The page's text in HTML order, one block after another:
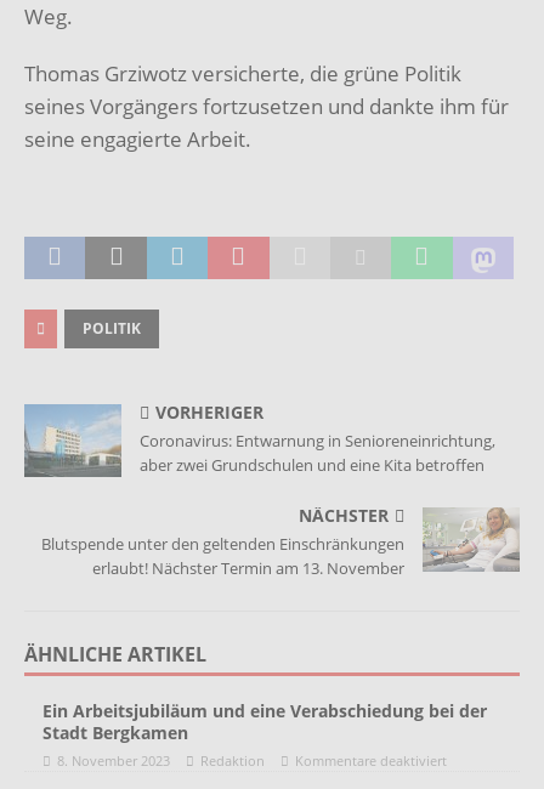
Weg.
Thomas Grziwotz versicherte, die grüne Politik
seines Vorgängers fortzusetzen und dankte ihm für
seine engagierte Arbeit.
POLITIK
VORHERIGER
Coronavirus: Entwarnung in Senioreneinrichtung,
aber zwei Grundschulen und eine Kita betroffen
NÄCHSTER
Blutspende unter den geltenden Einschränkungen
erlaubt! Nächster Termin am 13. November
ÄHNLICHE ARTIKEL
Ein Arbeitsjubiläum und eine Verabschiedung bei der
Stadt Bergkamen
8. November 2023 Redaktion Kommentare deaktiviert